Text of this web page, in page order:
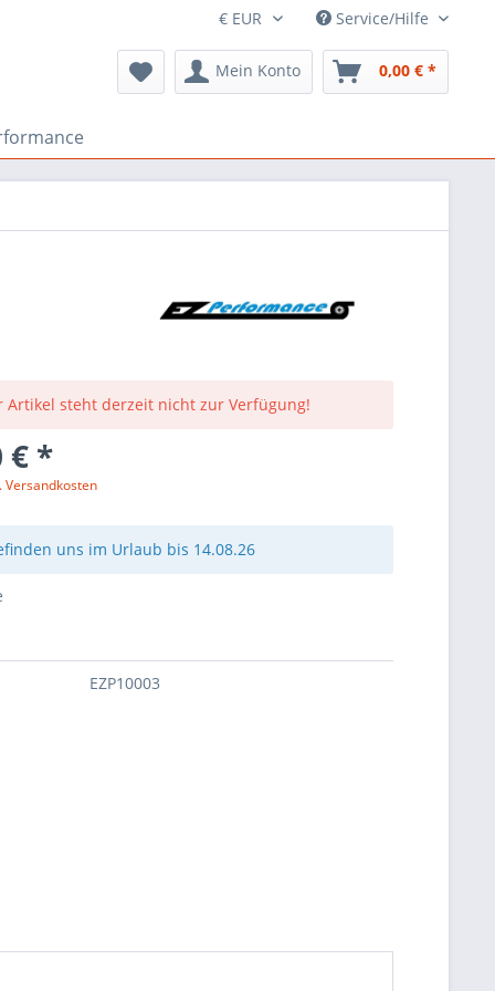
Service/Hilfe
Mein Konto 0,00 € *
Artikel steht derzeit nicht zur Verfügung!
€ *
Versandkosten
uns im Urlaub bis 14.08.26
EZP10003